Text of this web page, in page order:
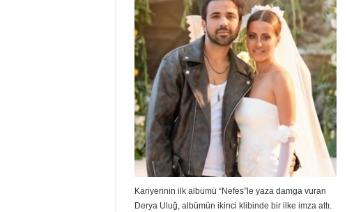
Kariyerinin ilk albümü “Nefes”le yaza damga vuran
Derya Uluğ, albümün ikinci klibinde bir ilke imza attı.